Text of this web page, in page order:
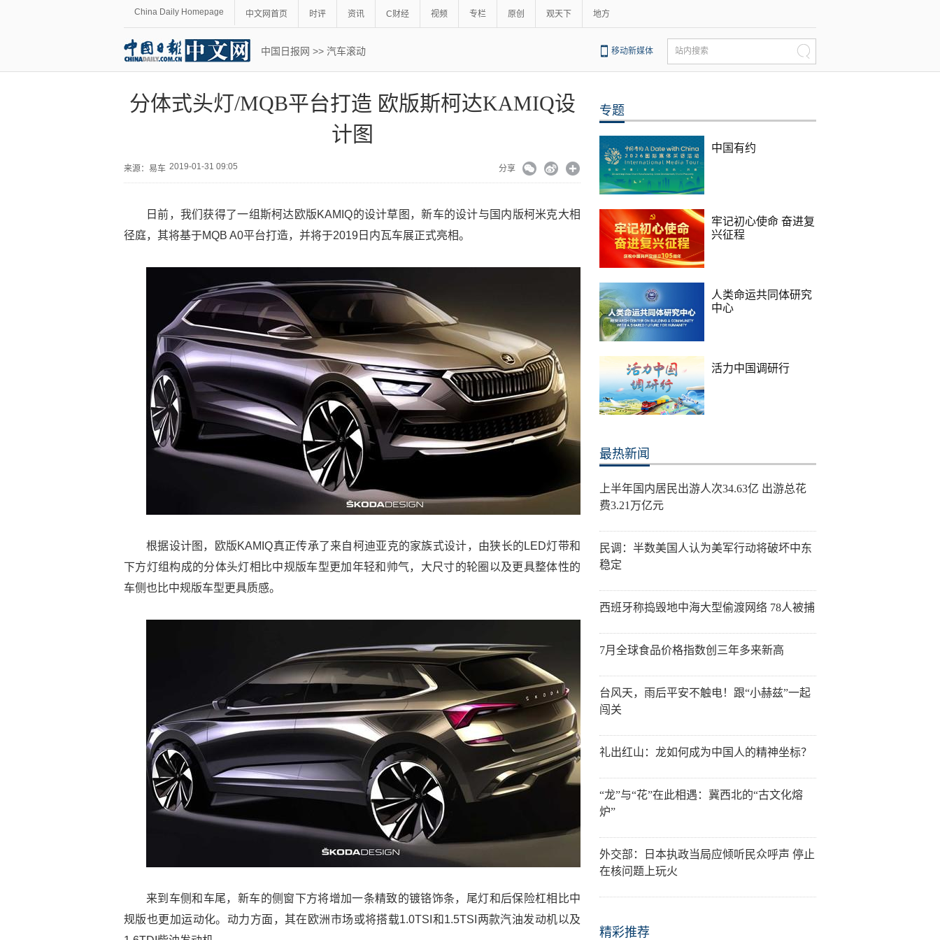
China Daily Homepage 中文网首页 时评 资讯 C财经 视频 专栏 原创 观天下 地方
中国日报网 >> 汽车滚动 移动新媒体 站内搜索
分体式头灯/MQB平台打造 欧版斯柯达KAMIQ设
计图
来源： 易车 2019-01-31 09:05 分享
日前，我们获得了一组斯柯达欧版KAMIQ的设计草图，新车的设计与国内版柯米克大相
径庭，其将基于MQB A0平台打造，并将于2019日内瓦车展正式亮相。
根据设计图，欧版KAMIQ真正传承了来自柯迪亚克的家族式设计，由狭长的LED灯带和
下方灯组构成的分体头灯相比中规版车型更加年轻和帅气，大尺寸的轮圈以及更具整体性的
车侧也比中规版车型更具质感。
来到车侧和车尾，新车的侧窗下方将增加一条精致的镀铬饰条，尾灯和后保险杠相比中
规版也更加运动化。动力方面，其在欧洲市场或将搭载1.0TSI和1.5TSI两款汽油发动机以及
专题
中国有约
牢记初心使命 奋进复
兴征程
人类命运共同体研究
中心
活力中国调研行
最热新闻
上半年国内居民出游人次34.63亿 出游总花
费3.21万亿元
民调：半数美国人认为美军行动将破坏中东
稳定
西班牙称捣毁地中海大型偷渡网络 78人被捕
7月全球食品价格指数创三年多来新高
台风天，雨后平安不触电！跟“小赫兹”一起
闯关
礼出红山：龙如何成为中国人的精神坐标？
“龙”与“花”在此相遇：冀西北的“古文化熔
炉”
外交部：日本执政当局应倾听民众呼声 停止
在核问题上玩火
精彩推荐